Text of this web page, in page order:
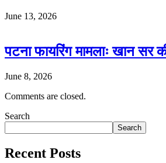
June 13, 2026
पटना फायरिंग मामलाः खान सर
June 8, 2026
Comments are closed.
Search
Search
Recent Posts